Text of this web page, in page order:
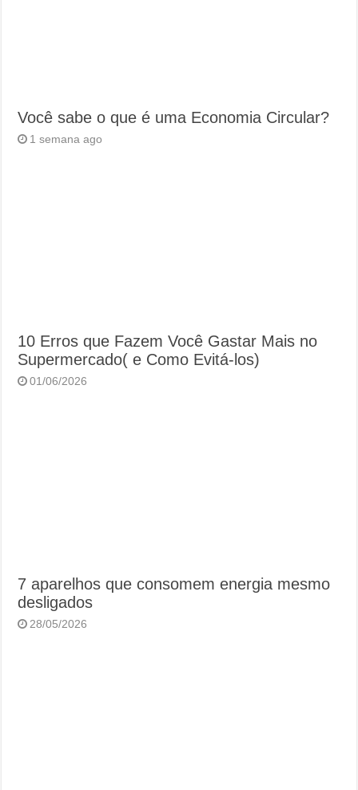
Você sabe o que é uma Economia Circular?
1 semana ago
10 Erros que Fazem Você Gastar Mais no
Supermercado( e Como Evitá-los)
01/06/2026
7 aparelhos que consomem energia mesmo
desligados
28/05/2026